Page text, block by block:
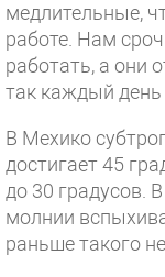
медлительные,
работе. Нам
работать, а они
так каждый
В Мехико
достигает 45
до 30 градусов.
молнии
раньше такого